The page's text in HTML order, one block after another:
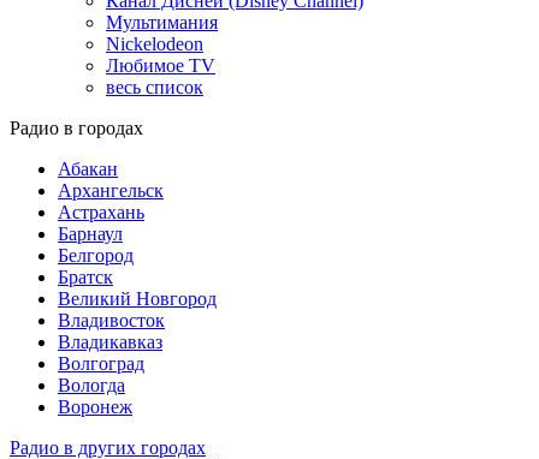
Мультимания
Nickelodeon
Любимое TV
весь список
Радио в городах
Абакан
Архангельск
Астрахань
Барнаул
Белгород
Братск
Великий Новгород
Владивосток
Владикавказ
Волгоград
Вологда
Воронеж
Радио в других городах